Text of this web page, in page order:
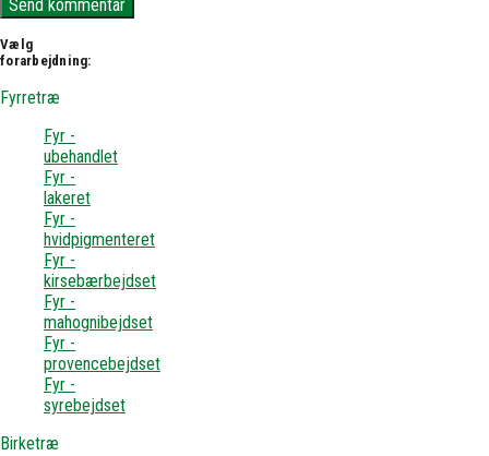
Vælg
forarbejdning:
Fyrretræ
Fyr -
ubehandlet
Fyr -
lakeret
Fyr -
hvidpigmenteret
Fyr -
kirsebærbejdset
Fyr -
mahognibejdset
Fyr -
provencebejdset
Fyr -
syrebejdset
Birketræ